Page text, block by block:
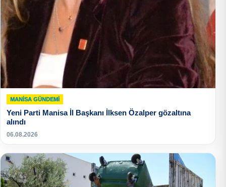
MANISA GÜNDEMI
Yeni Parti Manisa İl Başkanı İlksen Özalper gözaltına
alındı
06.08.2026